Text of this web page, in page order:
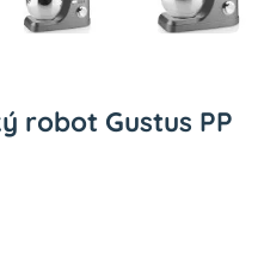
robot Gustus PP